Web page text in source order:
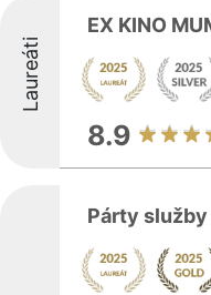
Laureáti
EX KINO
8.9
Párty